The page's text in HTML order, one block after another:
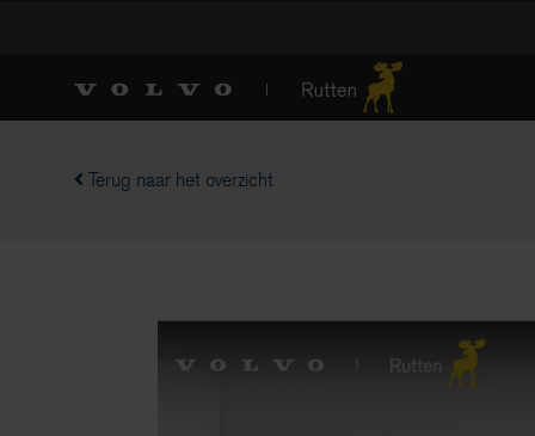
Terug naar het overzicht